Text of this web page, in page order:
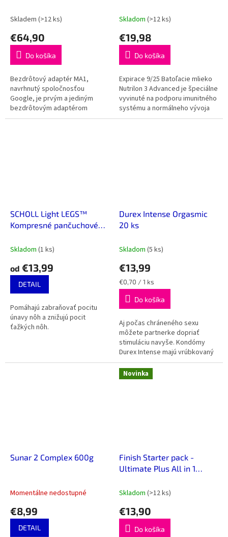
Skladem (>12 ks)
€64,90
Do košíka
Bezdrôtový adaptér MA1,
navrhnutý spoločnosťou
Google, je prvým a jediným
bezdrôtovým adaptérom
Android Auto na svete. Adaptér
Skladom (>12 ks)
€19,98
Do košíka
Expirace 9/25 Batoľacie mlieko
Nutrilon 3 Advanced je špeciálne
vyvinuté na podporu imunitného
systému a normálneho vývoja
vášho bábätka. Pokračovacie a
SCHOLL Light LEGS™
Kompresné pančuchové
Skladom (1 ks)
od €13,99
DETAIL
Pomáhajú zabraňovať pocitu
únavy nôh a znižujú pocit
ťažkých nôh.
Durex Intense Orgasmic
20 ks
Skladom (5 ks)
€13,99
Jednotková
cena:
€0,70 / 1 ks
Do košíka
Aj počas chráneného sexu
môžete partnerke dopriať
stimuláciu navyše. Kondómy
Durex Intense majú vrúbkovaný
povrch so stimulačnými
výstupkami pre extra porciu
potešenia. Navyše...
Sunar 2 Complex 600g
Momentálne nedostupné
€8,99
DETAIL
Novinka
Finish Starter pack -
Ultimate Plus All in 1
Citron
Skladom (>12 ks)
€13,90
Do košíka